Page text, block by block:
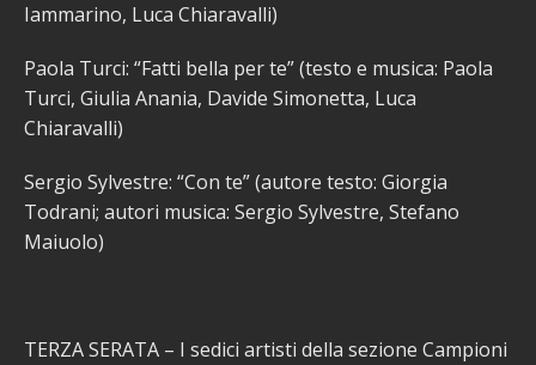
Iammarino, Luca Chiaravalli)
Paola Turci: “Fatti bella per te” (testo e musica: Paola
Turci, Giulia Anania, Davide Simonetta, Luca
Chiaravalli)
Sergio Sylvestre: “Con te” (autore testo: Giorgia
Todrani; autori musica: Sergio Sylvestre, Stefano
Maiuolo)
TERZA SERATA – I sedici artisti della sezione Campioni